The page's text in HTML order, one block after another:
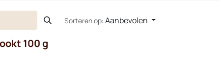
Sorteren op: Aanbevolen
100 g